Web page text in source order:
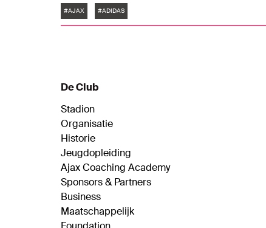
Tags
#AJAX #ADIDAS
De Club
Stadion
Organisatie
Historie
Jeugdopleiding
Ajax Coaching Academy
Sponsors & Partners
Business
Maatschappelijk